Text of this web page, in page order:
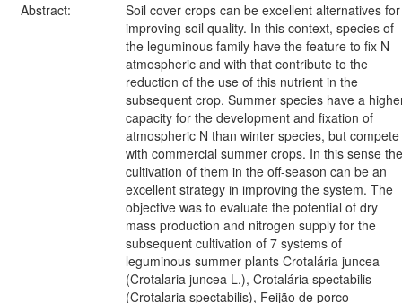
Abstract:
Soil cover crops can be excellent alternatives for
improving soil quality. In this context, species of
the leguminous family have the feature to fix N
atmospheric and with that contribute to the
reduction of the use of this nutrient in the
subsequent crop. Summer species have a
capacity for the development and fixation of
atmospheric N than winter species, but compete
with commercial summer crops. In this sense the
cultivation of them in the off-season can be an
excellent strategy in improving the system. The
objective was to evaluate the potential of dry
mass production and nitrogen supply for the
subsequent cultivation of 7 systems of
leguminous summer plants Crotalária juncea
(Crotalaria juncea L.), Crotalária spectabilis
(Crotalaria spectabilis), Feijão de porco